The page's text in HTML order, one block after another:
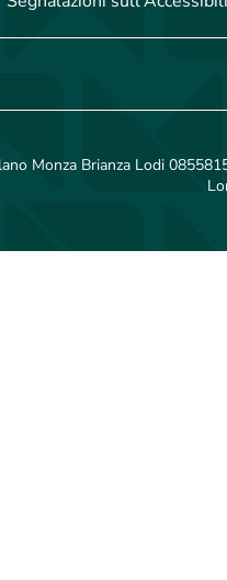
Monza Brianza Lodi